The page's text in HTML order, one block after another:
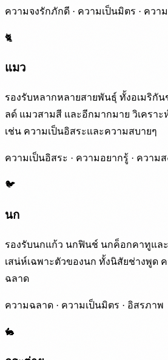
ความจงรักภักดี · ความเป็นมิตร · ควา
🐈
แมว
รองรับหลากหลายสายพันธุ์ ทั้งอเมริกั
ลด์ แมวสามสี และอีกมากมาย วิเครา
เช่น ความเป็นอิสระและความสบายๆ
ความเป็นอิสระ · ความอยากรู้ · ความส
🐦
นก
รองรับนกแก้ว นกฟินช์ นกค็อกคาทูแล
เสน่ห์เฉพาะตัวของนก ทั้งนิสัยช่างพูด
ฉลาด
ความฉลาด · ความเป็นมิตร · อิสรภาพ
🐇